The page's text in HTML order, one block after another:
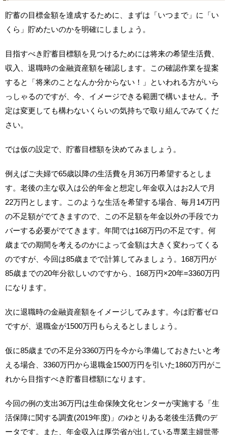
貯蓄の目標金額を達成するために、まずは「いつまで」に「い
くら」貯めたいのかを明確にしましょう。
目指すべき貯蓄目標額を見つけるためには将来の希望生活費、
収入、退職時の金融資産額を確認します。この確認作業を提案
すると「将来のことなんか分からない！」といわれる方がいら
っしゃるのですが、今、イメージできる範囲で構いません。予
定は変更しても構わないくらいの気持ちで取り組んでみてくだ
さい。
では仮の設定で、貯蓄目標額を決めてみましょう。
例えばご夫婦で65歳以降の生活費を月36万円希望するとしま
す。老後の主な収入は公的年金と想定し年金収入はお2人で月
22万円とします。このような生活を希望する場合、毎月14万円
の不足額がでてきますので、この不足額を年金以外の手段でカ
バーする必要がでてきます。年間では168万円の不足です。何
歳までの期間を考えるのかによって金額は大きく変わってくる
のですが、今回は85歳までで計算してみましょう。168万円が
85歳までの20年分欲しいのですから、168万円×20年=3360万円
になります。
次に退職時の金融資産額をイメージしてみます。今は貯蓄ゼロ
ですが、退職金が1500万円もらえるとしましょう。
仮に85歳までの不足分3360万円を今から準備しておきたいと考
える場合、3360万円から退職金1500万円を引いた1860万円がこ
れから目指すべき貯蓄目標額になります。
今回の例の支出36万円は生命保険文化センターが実施する「生
活保障に関する調査(2019年度)」のゆとりある老後生活費のデ
ータです。また、年金収入は厚労省が出している専業主婦世帯